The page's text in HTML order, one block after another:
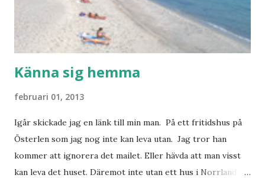
Känna sig hemma
februari 01, 2013
Igår skickade jag en länk till min man. På ett fritidshus på
Österlen som jag nog inte kan leva utan. Jag tror han
kommer att ignorera det mailet. Eller hävda att man visst
kan leva det huset. Däremot inte utan ett hus i Norrland.